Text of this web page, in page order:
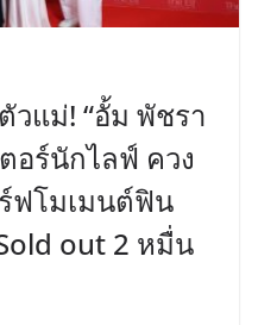
แม่! “อั้ม พัชรา
อร์นักไลฟ์ ควง
ฟโมเมนต์ฟิน
out 2 หมื่น